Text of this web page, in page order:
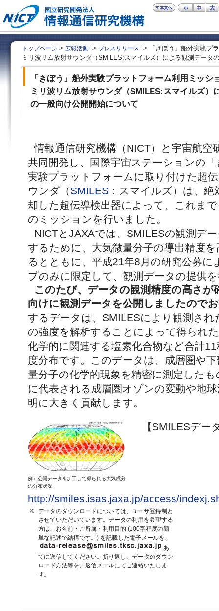
トップページ > 広報活動 > プレスリリース
> 「きぼう」船外実験プ
ミリ波リム放射サウンダ（SMILES:スマイルズ）による観測データ
「きぼう」船外実験プラットフォーム利用ミッシ
ミリ波リム放射サウンダ（SMILES:スマイルズ）
の一般向け公開開始について
情報通信研究機構（NICT）と宇宙航空
共同開発し、国際宇宙ステーションの
実験プラットフォームに取り付けた超
ウンダ（SMILES ：スマイルズ）は、
却した超伝導検出器によって、これま
のミッションを行いました。
NICTとJAXAでは、SMILESの観測デ
するために、大気微量分子の導出精度
るとともに、平成21年8月の研究公募に
プのみに限定して、観測データの提供
このたび、データの観測精度の高さが
向けに観測データを公開しましたので
するデータは、SMILESにより観測され
の強度を解析することによって得られ
化学的に関連する塩素化合物など合計
度分布です。このデータは、成層圏や
量分子の化学的現象を精密に測定した
に代表される成層圏オゾンの変動や地
明に大きく貢献します。
例）公開データを加工して得られる大気成分
の分布状況
【SMILESデー
http://smiles.isas.jaxa.jp/access/
※ データのダウンロードについては、ユーザ登録制と
させていただいています。データの利用を希望する
方は、お名前・ご所属・利用目的 (100字程度の簡
単な記述で結構です。) を記載した電子メールを、
あ
てに送信してください。折り返し、データのダウン
ロード方法等を、返信メールにてご連絡いたしま
す。